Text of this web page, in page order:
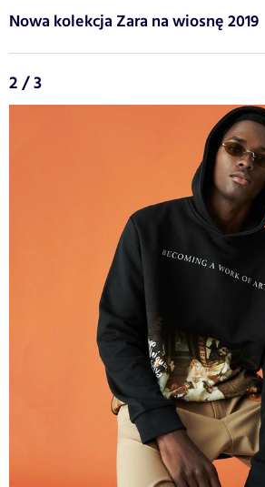
Nowa kolekcja Zara na wiosnę 2019
2 / 3